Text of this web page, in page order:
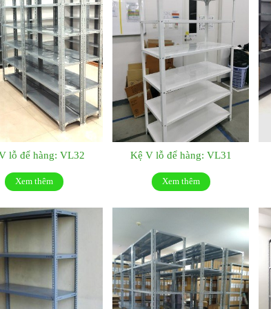
lỗ để hàng: VL32
Xem thêm
Kệ V lỗ để hàng: VL31
Xem thêm